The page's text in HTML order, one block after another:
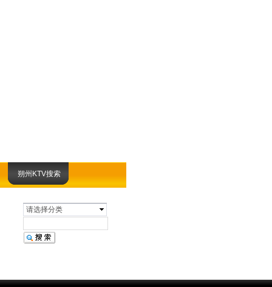
朔州KTV搜索
请选择分类